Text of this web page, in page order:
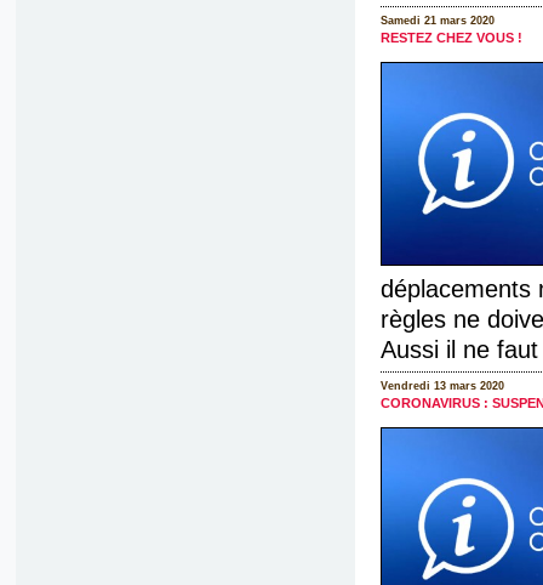
Samedi 21 mars 2020
RESTEZ CHEZ VOUS !
déplacements
règles ne
Aussi il ne
Vendredi 13 mars 2020
CORONAVIRUS :